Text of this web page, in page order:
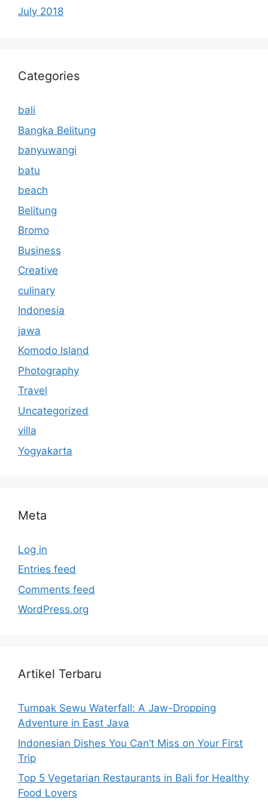
July 2018
Categories
bali
Bangka Belitung
banyuwangi
batu
beach
Belitung
Bromo
Business
Creative
culinary
Indonesia
jawa
Komodo Island
Photography
Travel
Uncategorized
villa
Yogyakarta
Meta
Log in
Entries feed
Comments feed
WordPress.org
Artikel Terbaru
Tumpak Sewu Waterfall: A Jaw-Dropping
Adventure in East Java
Indonesian Dishes You Can’t Miss on Your First
Trip
Top 5 Vegetarian Restaurants in Bali for Healthy
Food Lovers